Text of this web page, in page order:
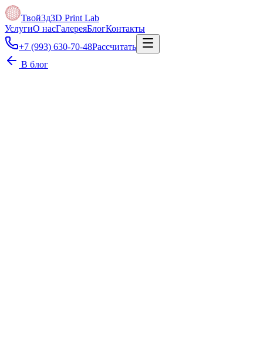
Твой3д3D Print Lab
УслугиО насГалереяБлогКонтакты
+7 (993) 630-70-48Рассчитать
В блог